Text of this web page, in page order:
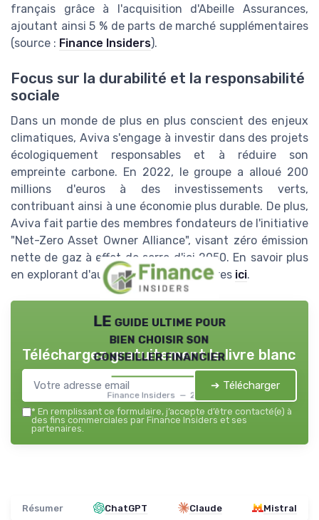
français grâce à l'acquisition d'Abeille Assurances,
ajoutant ainsi 5 % de parts de marché supplémentaires
(source : Finance Insiders).
Focus sur la durabilité et la responsabilité
sociale
Dans un monde de plus en plus conscient des enjeux
climatiques, Aviva s'engage à investir dans des projets
écologiquement responsables et à réduire son
empreinte carbone. En 2022, le groupe a alloué 200
millions d'euros à des investissements verts,
contribuant ainsi à une économie plus durable. De plus,
Aviva fait partie des membres fondateurs de l'initiative
"Net-Zero Asset Owner Alliance", visant zéro émission
nette de gaz à effet de serre d'ici 2050. En savoir plus
en explorant d'autres aspects financières ici.
LE guide ultime pour
bien choisir son
conseiller financier
Finance Insiders — 2026
Téléchargez gratuitement le livre blanc
➔ Télécharger
* En remplissant ce formulaire, j’accepte d’être contacté(e) à
des fins commerciales par Finance Insiders et ses
partenaires.
Résumer ChatGPT Claude Mistral